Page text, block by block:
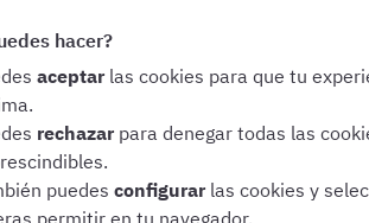
cuando vea mi nombre en la lista, se
la oposición?
es demasiado pronto para haberlo
no paro hasta que lo consigo.
hacer?
aceptar las cookies para que tu
rechazar para denegar todas las
puedes configurar las cookies y
permitir en tu navegador.